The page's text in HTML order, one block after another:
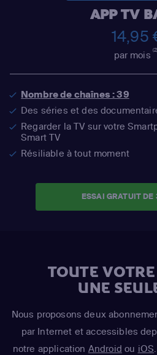
APP TV
14,95
par mois(2)
Nombre de chaînes : 39
Des séries et des
Regarder la TV sur votre
Smart TV
Résiliable à tout moment
ESSAI GRATUIT DE
TOUTE
UNE
Nous proposons deux
par Internet et accessibles
notre application Android ou iOS